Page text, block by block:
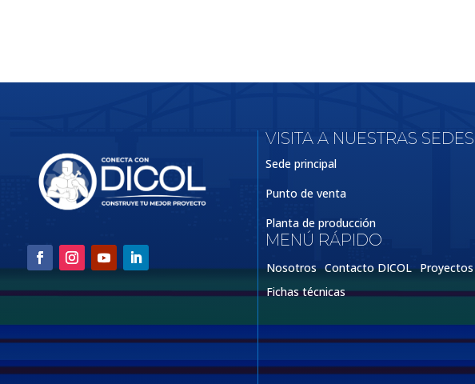
VISITA A NUESTRAS SEDES
Sede principal
Punto de venta
Planta de producción
MENÚ RÁPIDO
Nosotros Contacto DICOL Proyectos
Fichas técnicas